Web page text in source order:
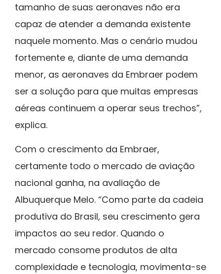
tamanho de suas aeronaves não era
capaz de atender a demanda existente
naquele momento. Mas o cenário mudou
fortemente e, diante de uma demanda
menor, as aeronaves da Embraer podem
ser a solução para que muitas empresas
aéreas continuem a operar seus trechos”,
explica.
Com o crescimento da Embraer,
certamente todo o mercado de aviação
nacional ganha, na avaliação de
Albuquerque Melo. “Como parte da cadeia
produtiva do Brasil, seu crescimento gera
impactos ao seu redor. Quando o
mercado consome produtos de alta
complexidade e tecnologia, movimenta-se